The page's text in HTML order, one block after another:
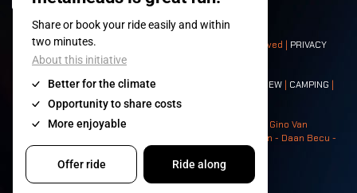
© 2008-2026- Apache Productions VZW – All rights reserved | PRIVACY
POLICY|CONDITIONS GÉNÉRALES
Contact:GENERAL| PARTNERSHIPS CREW | CAMPING |
NEIGHBOURS
Photos: Ann Kermans - Hans Van Hoof - Eliaz Bruggeman - Gino Van
Lancker - Tim Tronckoe - Elsie Roymans - Stijn Verbruggen - Daan Becu -
Claus Christa - Devid Camerlynck